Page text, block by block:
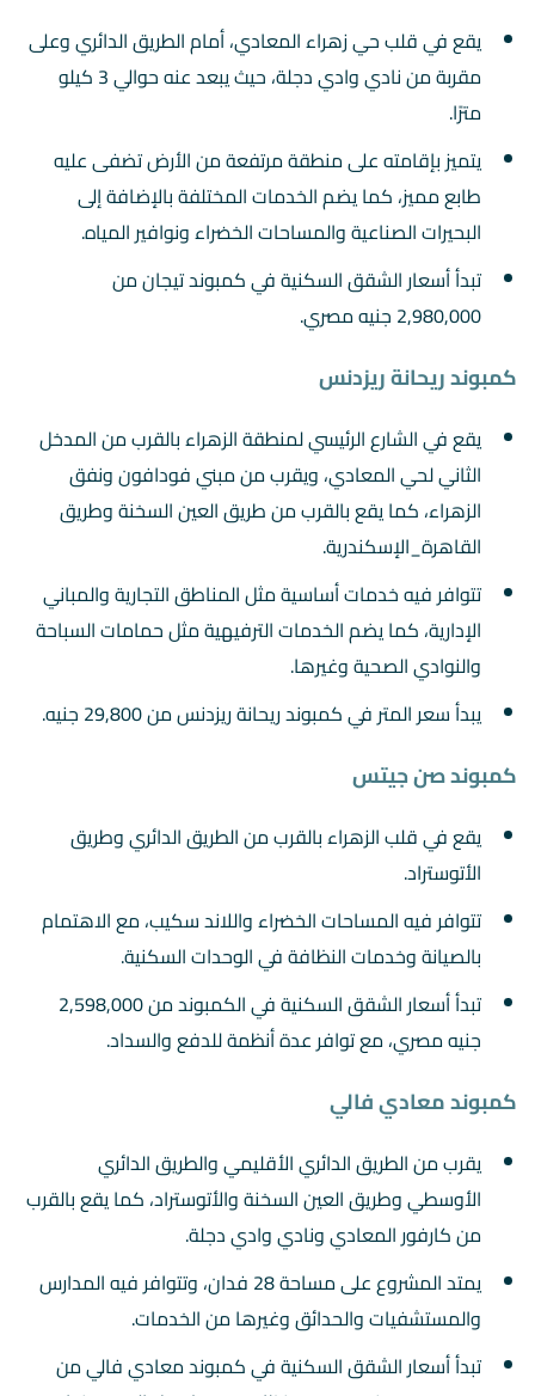
يقع في قلب حي زهراء المعادي، أمام الطريق الدائري وعلى
مقربة من نادي وادي دجلة، حيث يبعد عنه حوالي 3 كيلو
مترًا.
يتميز بإقامته على منطقة مرتفعة من الأرض تضفى عليه
طابع مميز، كما يضم الخدمات المختلفة بالإضافة إلى
البحيرات الصناعية والمساحات الخضراء ونوافير المياه.
تبدأ أسعار الشقق السكنية في كمبوند تيجان من
2,980,000 جنيه مصري.
كمبوند ريحانة ريزدنس
يقع في الشارع الرئيسي لمنطقة الزهراء بالقرب من المدخل
الثاني لحي المعادي، ويقرب من مبني فودافون ونفق
الزهراء، كما يقع بالقرب من طريق العين السخنة وطريق
القاهرة_الإسكندرية.
تتوافر فيه خدمات أساسية مثل المناطق التجارية والمباني
الإدارية، كما يضم الخدمات الترفيهية مثل حمامات السباحة
والنوادي الصحية وغيرها.
يبدأ سعر المتر في كمبوند ريحانة ريزدنس من 29,800 جنيه.
كمبوند صن جيتس
يقع في قلب الزهراء بالقرب من الطريق الدائري وطريق
الأتوستراد.
تتوافر فيه المساحات الخضراء واللاند سكيب، مع الاهتمام
بالصيانة وخدمات النظافة في الوحدات السكنية.
تبدأ أسعار الشقق السكنية في الكمبوند من 2,598,000
جنيه مصري، مع توافر عدة أنظمة للدفع والسداد.
كمبوند معادي فالي
يقرب من الطريق الدائري الأقليمي والطريق الدائري
الأوسطي وطريق العين السخنة والأتوستراد، كما يقع بالقرب
من كارفور المعادي ونادي وادي دجلة.
يمتد المشروع على مساحة 28 فدان، وتتوافر فيه المدارس
والمستشفيات والحدائق وغيرها من الخدمات.
تبدأ أسعار الشقق السكنية في كمبوند معادي فالي من